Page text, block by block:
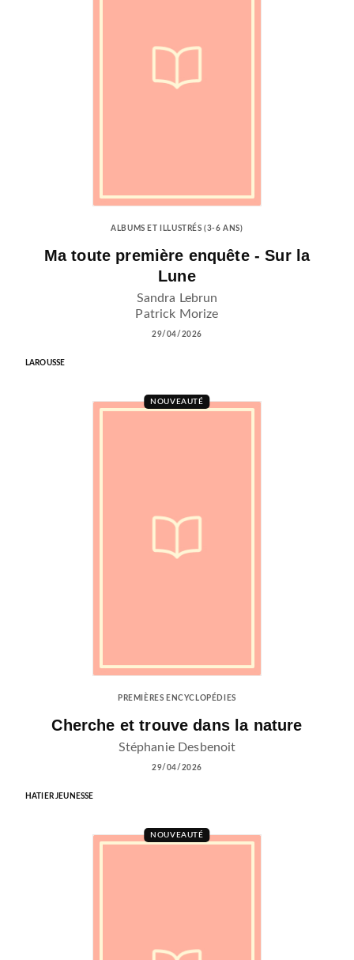
ALBUMS ET ILLUSTRÉS (3-6 ANS)
Ma toute première enquête - Sur la
Lune
Sandra Lebrun
Patrick Morize
29/04/2026
LAROUSSE
NOUVEAUTÉ
PREMIÈRES ENCYCLOPÉDIES
Cherche et trouve dans la nature
Stéphanie Desbenoit
29/04/2026
HATIER JEUNESSE
NOUVEAUTÉ